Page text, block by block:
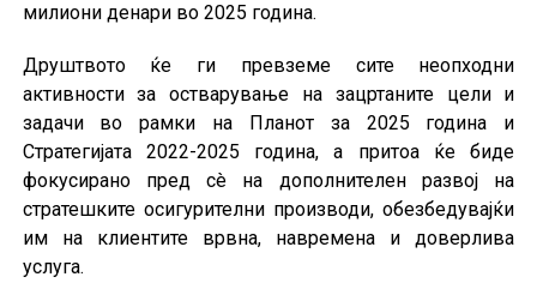
милиони денари во 2025 година.
Друштвото ќе ги превземе сите неопходни
активности за остварување на зацртаните цели и
задачи во рамки на Планот за 2025 година и
Стратегијата 2022-2025 година, а притоа ќе биде
фокусирано пред сè на дополнителен развој на
стратешките осигурителни производи, обезбедувајќи
им на клиентите врвна, навремена и доверлива
услуга.